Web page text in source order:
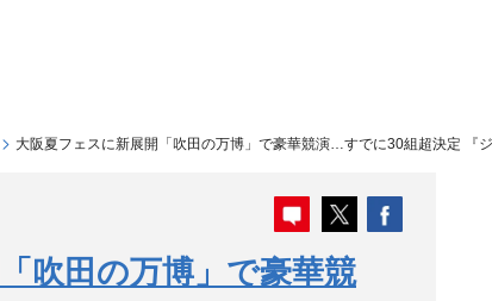
大阪夏フェスに新展開「吹田の万博」で豪華競演…すでに30組超決定 『
吹田の万博」で豪華競